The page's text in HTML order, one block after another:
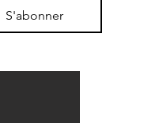
S'abonner